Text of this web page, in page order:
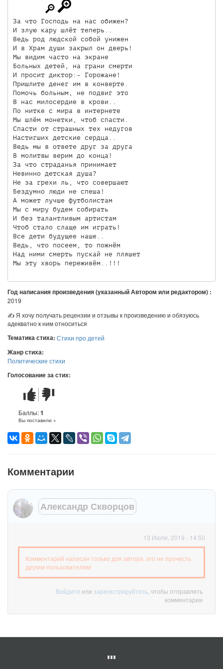
За что Господь на нас обижен?
И злую кару шлёт теперь..
Ведь род людской собой унижен
И в Храм души закрыл он дверь!
Мы видим часто на экране
Больных детей, на грани смерти
И просит диктор:- Горожане!
Пришлите денег им в конверте.
Помочь больным, не подвиг это
В нас милосердие в крови..
По нитке с мира в интернете
Мы шлём монетки, чтоб спасти.
Спасти от страшных тех недугов
Настигших детские сердца..
Ведь мы в ответе друг за друга
В молитвы верим до конца!
За что страданья принимает
Невинно детская душа?
Не за грехи ль, что совершают
Бездумно люди не спеша!
А может лучше футболистам
Мы с миру будем собирать
И без талантливым артистам
Чтоб стало слаще им играть!
Все дети будущее наше..
Ведь, что посеем, то пожнём
Над ними смерть пускай не пляшет
Год написания произведения (указанный Автором или редактором) :
2019
✍ Я хочу получать рецензии и отзывы к произведению и обязуюсь
адекватно к ним относиться
Тематика стиха: Стихи про детей
Жанр стиха:
Политические стихи
Голосование за стих:
Стих
понравился
Стих
не
понравился
Баллы:1
Вы поставили +
Комментарии
Александр Скворцов
13 Июля, 2019 - 14:50
Комментарий написан только для автора, его не прочесть
другим пользователям!
Войдите или зарегистрируйтесь , чтобы отправлять
комментарии